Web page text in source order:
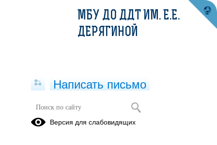
22.12.2023
МБУ ДО ДДТ ИМ. Е.Е.
ДЕРЯГИНОЙ
Написать письмо
Версия для слабовидящих